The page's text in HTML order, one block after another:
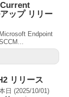
ップ リリー
Endpoint
リリース
日 (2025/10/01)